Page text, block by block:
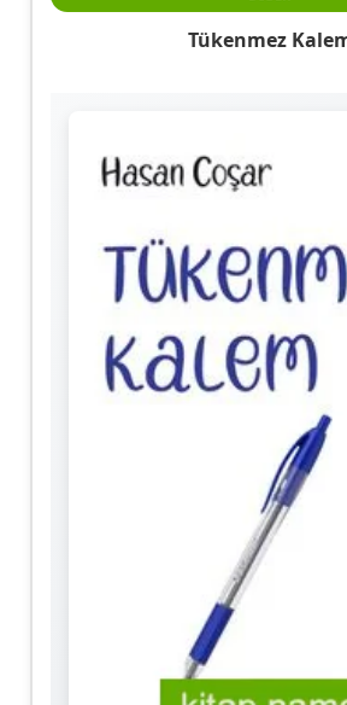
Tükenmez